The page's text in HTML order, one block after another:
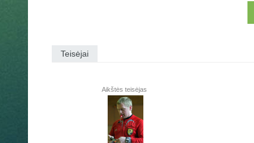
Teisėjai
Aikštės teisėjas